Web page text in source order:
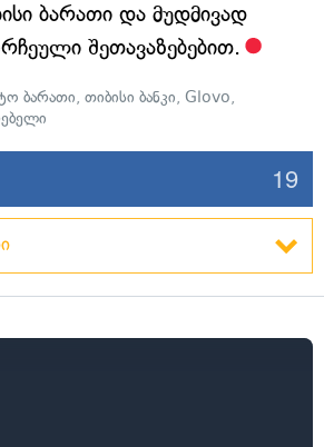
ბარათი და მუდმივად
შეთავაზებებით.
ბარათი, თიბისი ბანკი, Glovo,
19